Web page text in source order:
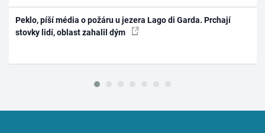
Peklo, píší média o požáru u jezera Lago di Garda. Prchají
stovky lidí, oblast zahalil dým